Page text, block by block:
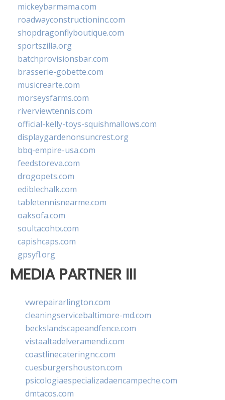
mickeybarmama.com
roadwayconstructioninc.com
shopdragonflyboutique.com
sportszilla.org
batchprovisionsbar.com
brasserie-gobette.com
musicrearte.com
morseysfarms.com
riverviewtennis.com
official-kelly-toys-squishmallows.com
displaygardenonsuncrest.org
bbq-empire-usa.com
feedstoreva.com
drogopets.com
ediblechalk.com
tabletennisnearme.com
oaksofa.com
soultacohtx.com
capishcaps.com
gpsyfl.org
MEDIA PARTNER III
vwrepairarlington.com
cleaningservicebaltimore-md.com
beckslandscapeandfence.com
vistaaltadelveramendi.com
coastlinecateringnc.com
cuesburgershouston.com
psicologiaespecializadaencampeche.com
dmtacos.com